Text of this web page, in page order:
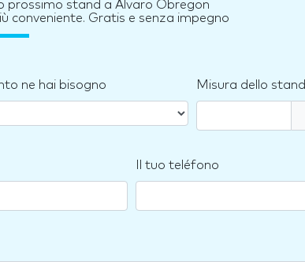
prossimo stand a Alvaro Obregon
conveniente. Gratis e senza impegno
ne hai bisogno Misura dello stand
Il tuo teléfono